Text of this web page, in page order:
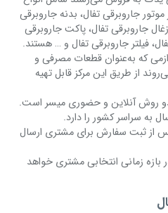
جاروبرقی تفال، بدنه جاروبرقی
جاروبرقی تفال، پاکت جاروبرقی
فیلتر جاروبرقی تفال و … هستند.
که به‌عنوان قطعات مصرفی و
از طریق این مرکز قابل تهیه
دو روش آنلاین و حضوری میسر است.
به سراسر کشور را دارد.
از ثبت سفارش برای مشتری ارسال
بازه زمانی انتخابی مشتری خواهد